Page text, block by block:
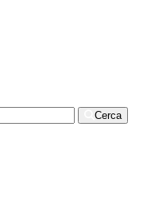
Cerca